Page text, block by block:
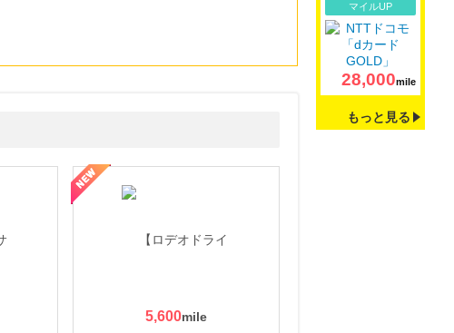
5,600
マイルUP
28,000mile
もっと見る